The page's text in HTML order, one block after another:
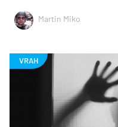
Martin Miko